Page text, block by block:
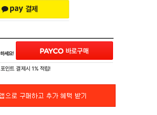
포인트 결제시 1% 적립!